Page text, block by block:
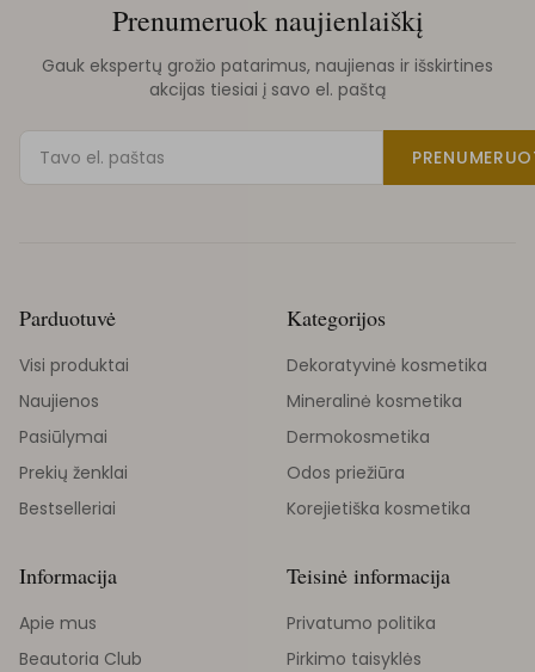
Prenumeruok naujienlaiškį
Gauk ekspertų grožio patarimus, naujienas ir išskirtines
akcijas tiesiai į savo el. paštą
Parduotuvė
Visi produktai
Naujienos
Pasiūlymai
Prekių ženklai
Bestselleriai
Kategorijos
Dekoratyvinė kosmetika
Mineralinė kosmetika
Dermokosmetika
Odos priežiūra
Korejietiška kosmetika
Informacija
Apie mus
Beautoria Club
Teisinė informacija
Privatumo politika
Pirkimo taisyklės